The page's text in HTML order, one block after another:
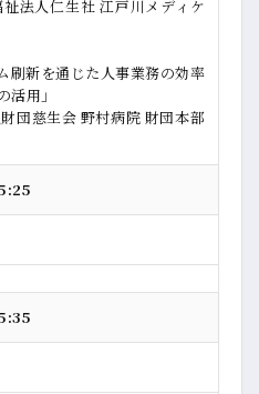
法人仁生社 江戸川メディケ
新を通じた人事業務の効率
用」
団慈生会 野村病院 財団本部